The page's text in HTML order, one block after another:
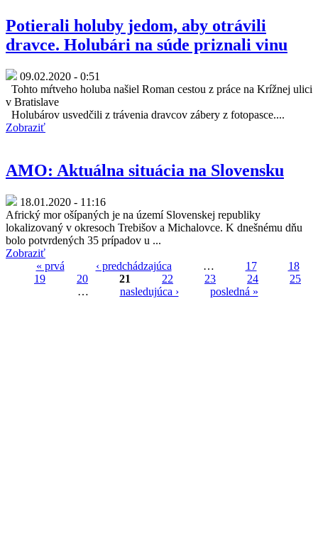
Potierali holuby jedom, aby otrávili
dravce. Holubári na súde priznali vinu
09.02.2020 - 0:51
Tohto mŕtveho holuba našiel Roman cestou z práce na Krížnej ulici
v Bratislave
Holubárov usvedčili z trávenia dravcov zábery z fotopasce....
Zobraziť
AMO: Aktuálna situácia na Slovensku
18.01.2020 - 11:16
Africký mor ošípaných je na území Slovenskej republiky
lokalizovaný v okresoch Trebišov a Michalovce. K dnešnému dňu
bolo potvrdených 35 prípadov u ...
Zobraziť
Stránky
« prvá ‹ predchádzajúca … 17
18
19
20 21 22 23 24
25
…
nasledujúca › posledná »